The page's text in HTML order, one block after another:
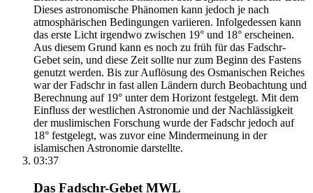
Dieses astronomische Phänomen kann jedoch je nach
atmosphärischen Bedingungen variieren. Infolgedessen kann
das erste Licht irgendwo zwischen 19° und 18° erscheinen.
Aus diesem Grund kann es noch zu früh für das Fadschr-
Gebet sein, und diese Zeit sollte nur zum Beginn des Fastens
genutzt werden. Bis zur Auflösung des Osmanischen Reiches
war der Fadschr in fast allen Ländern durch Beobachtung und
Berechnung auf 19° unter dem Horizont festgelegt. Mit dem
Einfluss der westlichen Astronomie und der Nachlässigkeit
der muslimischen Forschung wurde der Fadschr jedoch auf
18° festgelegt, was zuvor eine Mindermeinung in der
islamischen Astronomie darstellte.
03:37
Das Fadschr-Gebet MWL